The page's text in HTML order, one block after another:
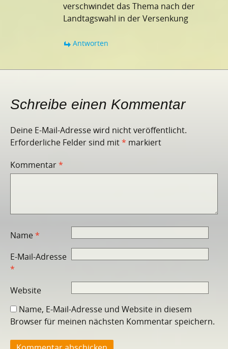
verschwindet das Thema nach der
Landtagswahl in der Versenkung
Antworten
Schreibe einen Kommentar
Deine E-Mail-Adresse wird nicht veröffentlicht.
Erforderliche Felder sind mit* markiert
Kommentar*
Name*
E-Mail-Adresse
*
Website
Name, E-Mail-Adresse und Website in diesem
Browser für meinen nächsten Kommentar speichern.